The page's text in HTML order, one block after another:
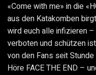
«Come with me» in die
aus den Katakomben
wird euch alle infizieren
verboten und schützen
von den Fans seit
Höre FACE THE END –